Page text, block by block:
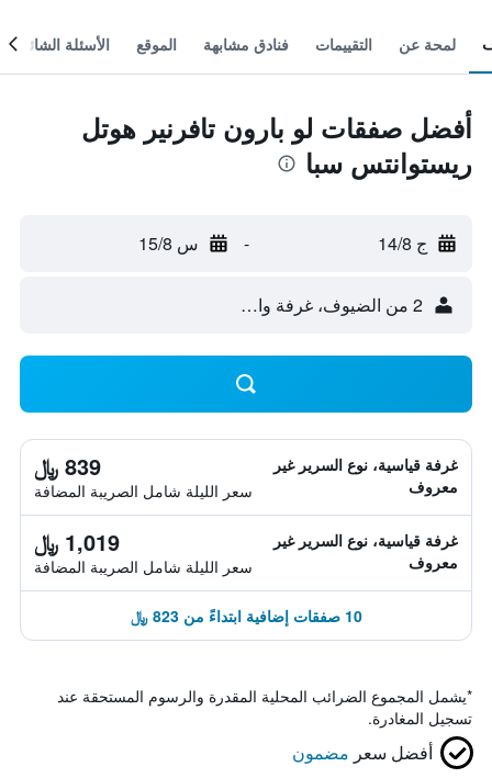
لمحة عن التقييمات فنادق مشابهة الموقع الأسئلة الشائعة
أفضل صفقات لو بارون تافرنير هوتل
ريستوانتس سبا
ج 14/8 - س 15/8
2 من الضيوف، غرفة واحدة
غرفة قياسية، نوع السرير غير
معروف
839 ﷼
سعر الليلة شامل الصريبة المضافة
غرفة قياسية، نوع السرير غير
معروف
1,019 ﷼
سعر الليلة شامل الصريبة المضافة
10 صفقات إضافية ابتداءً من 823 ﷼
*يشمل المجموع الضرائب المحلية المقدرة والرسوم المستحقة عند
تسجيل المغادرة.
أفضل سعر مضمون